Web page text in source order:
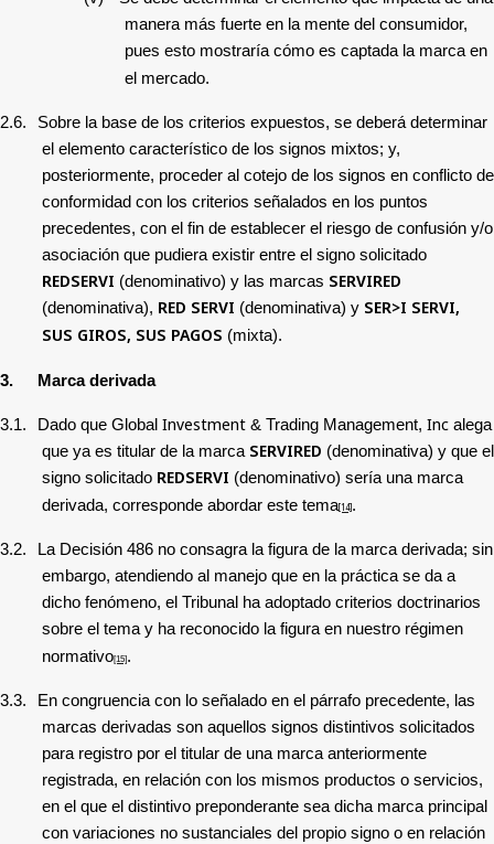
manera más fuerte en la mente del consumidor,
pues esto mostraría cómo es captada la marca en
el mercado.
2.6.
Sobre la base de los criterios expuestos, se deberá determinar
el elemento característico de los signos mixtos; y,
posteriormente, proceder al cotejo de los signos en conflicto de
conformidad con los criterios señalados en los puntos
precedentes, con el fin de establecer el riesgo de confusión y/o
asociación que pudiera existir entre el signo solicitado
REDSERVI (denominativo) y las marcas SERVIRED
(denominativa), RED SERVI (denominativa) y SER>I SERVI,
SUS GIROS, SUS PAGOS (mixta).
3. Marca derivada
3.1. Dado que Global Investment & Trading Management, Inc alega
que ya es titular de la marca SERVIRED (denominativa) y que el
signo solicitado REDSERVI (denominativo) sería una marca
derivada, corresponde abordar este tema[14].
3.2.
La Decisión 486 no consagra la figura de la marca derivada; sin
embargo, atendiendo al manejo que en la práctica se da a
dicho fenómeno, el Tribunal ha adoptado criterios doctrinarios
sobre el tema y ha reconocido la figura en nuestro régimen
normativo[15].
3.3.
En congruencia con lo señalado en el párrafo precedente, las
marcas derivadas son aquellos signos distintivos solicitados
para registro por el titular de una marca anteriormente
registrada, en relación con los mismos productos o servicios,
en el que el distintivo preponderante sea dicha marca principal
con variaciones no sustanciales del propio signo o en relación